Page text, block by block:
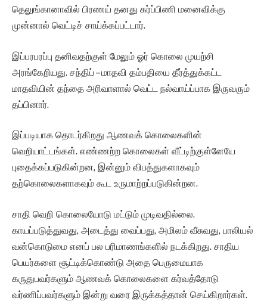
தெலுங்கானாவில் பிரணய் தனது கர்ப்பிணி மனைவிக்கு
முன்னால் வெட்டிச் சாய்க்கப்பட்டார்.
இப்பரபரப்பு தனிவதற்குள் மேலும் ஓர் கொலை முயற்சி
அரங்கேறியது. சந்திப் – மாதவி தம்பதியை தீர்த்துக்கட்ட
மாதவியின் தந்தை அரிவாளால் வெட்ட நல்வாய்ப்பாக இருவரும்
தப்பினார்.
இப்படியாக தொடர்கிறது ஆணவக் கொலைகளின்
வெறியாட்டங்கள். எண்ணற்ற கொலைகள் வீட்டிற்குள்ளேயே
புதைக்கப்படுகின்றன, இன்னும் விபத்துகளாகவும்
தற்கொலைகளாகவும் கூட உருமாற்றப்படுகின்றன.
சாதி வெறி கொலையோடு மட்டும் முடிவதில்லை.
காயப்படுத்துவது, அடைத்து வைப்பது, அமிலம் வீசுவது, பாலியல்
வன்கொடுமை எனப் பல பரிமாணங்களில் நடக்கிறது. சாதிய
பெயர்களை சூட்டிக்கொண்டு அதை பெருமையாக
கருதுபவர்களும் ஆணவக் கொலைகளை கர்வத்தோடு
வர்ணிப்பவர்களும் இன்று வரை இருக்கத்தான் செய்கிறார்கள்.